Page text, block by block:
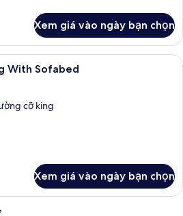
Xem giá vào ngày bạn chọn
Bộ đồ giường cao cấp, két bảo mật
With Sofabed
cỡ king
Xem giá vào ngày bạn chọn